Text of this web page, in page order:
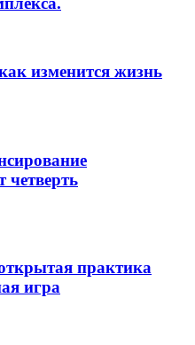
изменится жизнь
четверть
практика
игра